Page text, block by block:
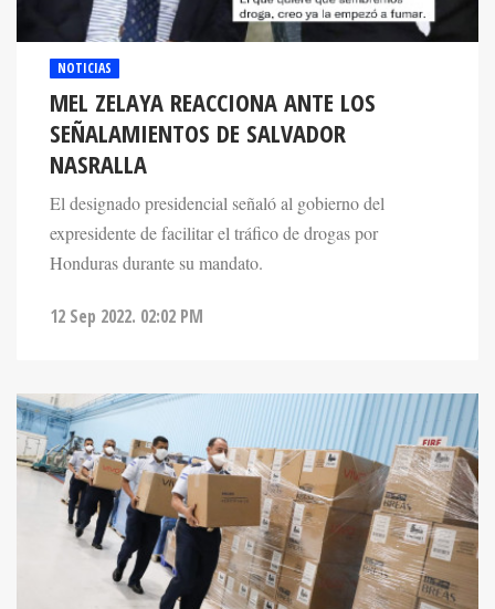
NOTICIAS
MEL ZELAYA REACCIONA ANTE LOS
SEÑALAMIENTOS DE SALVADOR
NASRALLA
El designado presidencial señaló al gobierno del
expresidente de facilitar el tráfico de drogas por
Honduras durante su mandato.